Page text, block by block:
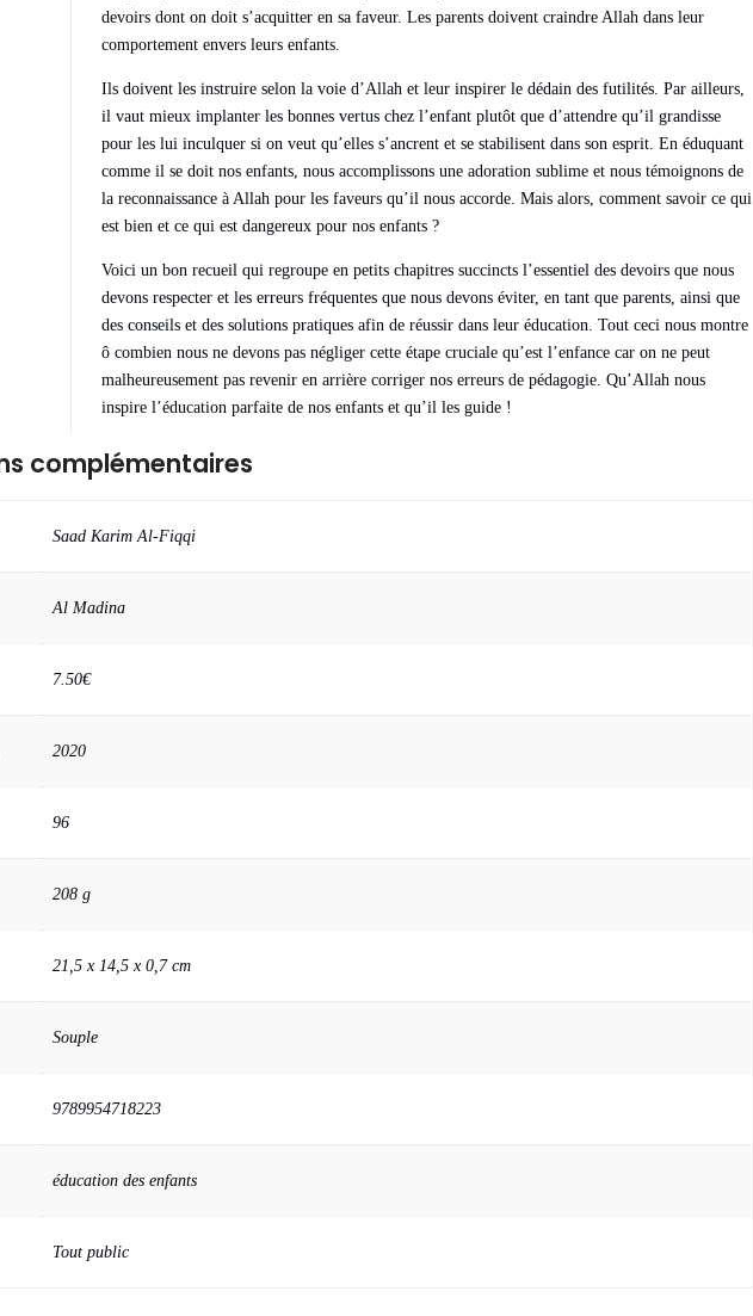
devoirs dont on doit s’acquitter en sa faveur. Les parents doivent craindre Allah dans leur
comportement envers leurs enfants.
Ils doivent les instruire selon la voie d’Allah et leur inspirer le dédain des futilités. Par ailleurs,
il vaut mieux implanter les bonnes vertus chez l’enfant plutôt que d’attendre qu’il grandisse
pour les lui inculquer si on veut qu’elles s’ancrent et se stabilisent dans son esprit. En éduquant
comme il se doit nos enfants, nous accomplissons une adoration sublime et nous témoignons de
la reconnaissance à Allah pour les faveurs qu’il nous accorde. Mais alors, comment savoir ce qui
est bien et ce qui est dangereux pour nos enfants ?
Voici un bon recueil qui regroupe en petits chapitres succincts l’essentiel des devoirs que nous
devons respecter et les erreurs fréquentes que nous devons éviter, en tant que parents, ainsi que
des conseils et des solutions pratiques afin de réussir dans leur éducation. Tout ceci nous montre
ô combien nous ne devons pas négliger cette étape cruciale qu’est l’enfance car on ne peut
malheureusement pas revenir en arrière corriger nos erreurs de pédagogie. Qu’Allah nous
inspire l’éducation parfaite de nos enfants et qu’il les guide !
complémentaires
Saad Karim Al-Fiqqi
Al Madina
7.50€
2020
96
208 g
21,5 x 14,5 x 0,7 cm
Souple
9789954718223
éducation des enfants
Tout public